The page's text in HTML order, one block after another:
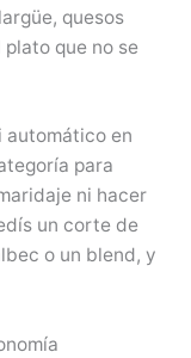
quesos
que no se
automático en
para
ni hacer
un corte de
o un blend, y